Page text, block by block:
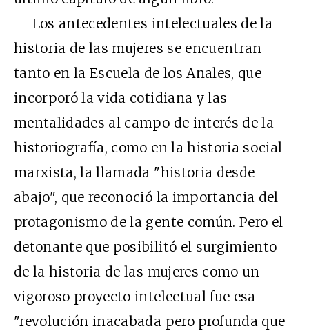
Los antecedentes intelectuales de la
historia de las mujeres se encuentran
tanto en la Escuela de los Anales, que
incorporó la vida cotidiana y las
mentalidades al campo de interés de la
historiografía, como en la historia social
marxista, la llamada "historia desde
abajo", que reconoció la importancia del
protagonismo de la gente común. Pero el
detonante que posibilitó el surgimiento
de la historia de las mujeres como un
vigoroso proyecto intelectual fue esa
"revolución inacabada pero profunda que